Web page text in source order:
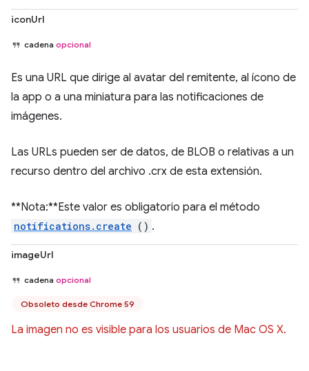
iconUrl
cadena opcional
Es una URL que dirige al avatar del remitente, al ícono de
la app o a una miniatura para las notificaciones de
imágenes.
Las URLs pueden ser de datos, de BLOB o relativas a un
recurso dentro del archivo .crx de esta extensión.
**Nota:**Este valor es obligatorio para el método
notifications.create () .
imageUrl
cadena opcional
Obsoleto desde Chrome 59
La imagen no es visible para los usuarios de Mac OS X.